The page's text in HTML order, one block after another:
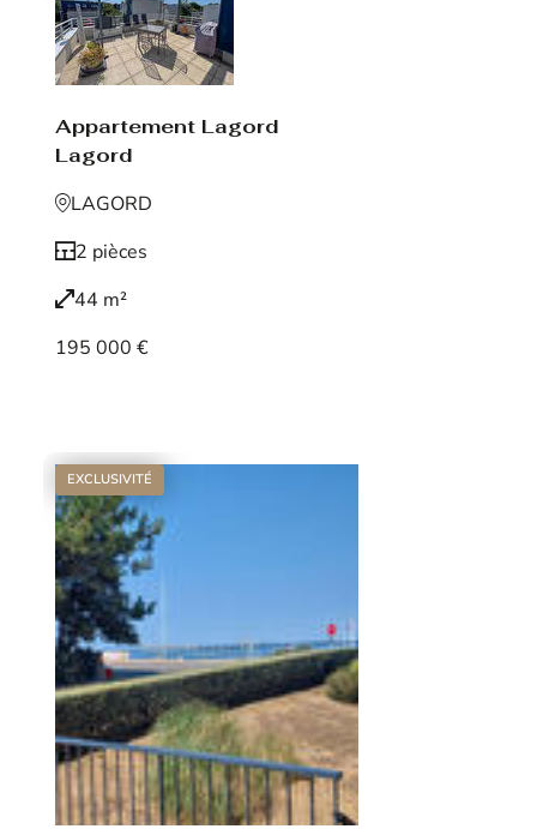
Appartement Lagord
Lagord
LAGORD
2 pièces
44 m²
195 000 €
EXCLUSIVITÉ